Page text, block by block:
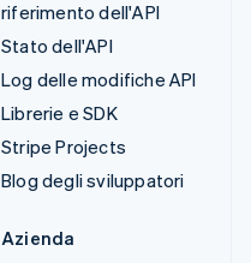
riferimento dell'API
Stato dell'API
Log delle modifiche API
Librerie e SDK
Stripe Projects
Blog degli sviluppatori
Azienda